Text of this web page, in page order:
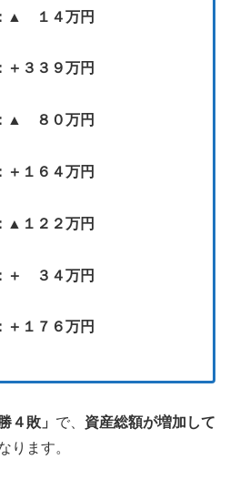
▲ １４万円
＋３３９万円
▲ ８０万円
１６４万円
１２２万円
＋ ３４万円
＋１７６万円
４敗」 で、 資産総額が増加して
ります。